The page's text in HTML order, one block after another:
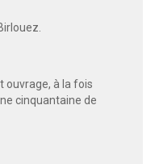
ouvrage, à la fois
cinquantaine de